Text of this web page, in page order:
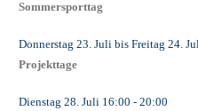
Sommersporttag
Donnerstag 23. Juli bis Freitag 24.
Projekttage
Dienstag 28. Juli 16:00 - 20:00